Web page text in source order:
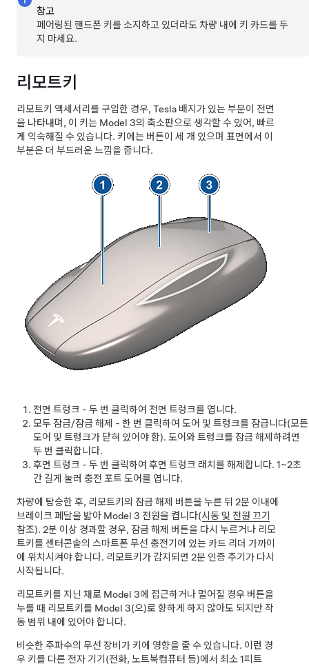
참고
페어링된 핸드폰 키를 소지하고 있더라도 차량 내에 키 카드를 두
지 마세요.
리모트키
리모트키 액세서리를 구입한 경우, Tesla 배지가 있는 부분이 전면
을 나타내며, 이 키는 Model 3의 축소판으로 생각할 수 있어, 빠르
게 익숙해질 수 있습니다. 키에는 버튼이 세 개 있으며 표면에서 이
부분은 더 부드러운 느낌을 줍니다.
전면 트렁크 - 두 번 클릭하여 전면 트렁크를 엽니다.
모두 잠금/잠금 해제 - 한 번 클릭하여 도어 및 트렁크를 잠급니다(모든
도어 및 트렁크가 닫혀 있어야 함). 도어와 트렁크를 잠금 해제하려면
두 번 클릭합니다.
후면 트렁크 - 두 번 클릭하여 후면 트렁크 래치를 해제합니다. 1~2초
간 길게 눌러 충전 포트 도어를 엽니다.
차량에 탑승한 후, 리모트키의 잠금 해제 버튼을 누른 뒤 2분 이내에
브레이크 페달을 밟아 Model 3 전원을 켭니다(시동 및 전원 끄기
참조). 2분 이상 경과할 경우, 잠금 해제 버튼을 다시 누르거나 리모
트키를 센터콘솔의 스마트폰 무선 충전기에 있는 카드 리더 가까이
에 위치시켜야 합니다. 리모트키가 감지되면 2분 인증 주기가 다시
시작됩니다.
리모트키를 지닌 채로 Model 3에 접근하거나 멀어질 경우 버튼을
누를 때 리모트키를 Model 3(으)로 향하게 하지 않아도 되지만 작
동 범위 내에 있어야 합니다.
비슷한 주파수의 무선 장비가 키에 영향을 줄 수 있습니다. 이런 경
우 키를 다른 전자 기기(전화, 노트북컴퓨터 등)에서 최소1피트